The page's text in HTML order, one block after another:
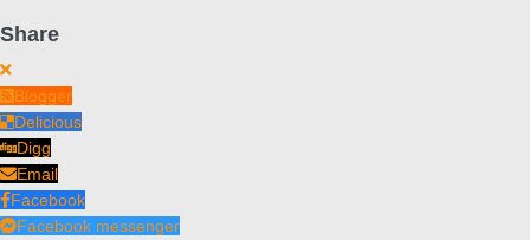
Share
Blogger
Delicious
Digg
Email
Facebook
Facebook messenger